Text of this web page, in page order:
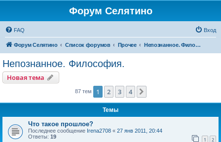
Форум Селятино
FAQ Вход
Форум Селятино Список форумов Прочее Непознанное. Философия.
Непознанное. Философия.
Новая тема
87 тем 1 2 3 4
Темы
Что такое прошлое?
Последнее сообщение Irena2708 « 27 янв 2011, 20:44
Ответы: 19 1 2